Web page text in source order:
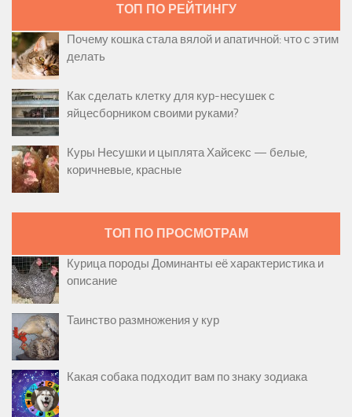
ТОП ПО РЕЙТИНГУ
Почему кошка стала вялой и апатичной: что с этим
делать
Как сделать клетку для кур-несушек с
яйцесборником своими руками?
Куры Несушки и цыплята Хайсекс — белые,
коричневые, красные
ТОП ПО ПРОСМОТРАМ
Курица породы Доминанты её характеристика и
описание
Таинство размножения у кур
Какая собака подходит вам по знаку зодиака